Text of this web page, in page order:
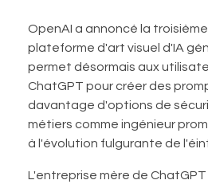
OpenAI a annoncé la
plateforme d'art visuel d'IA
permet désormais aux
ChatGPT pour créer des
davantage d'options de
métiers comme ingénieur
à l'évolution fulgurante de
L'entreprise mère de ChatGPT